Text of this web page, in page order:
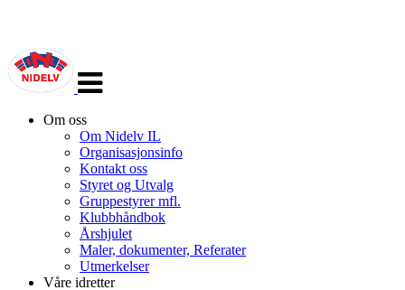
navigasjon
Om oss
Om Nidelv IL
Organisasjonsinfo
Kontakt oss
Styret og Utvalg
Gruppestyrer mfl.
Klubbhåndbok
Årshjulet
Maler, dokumenter, Referater
Utmerkelser
Våre idretter